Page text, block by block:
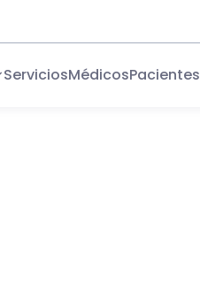
ServiciosMédicosPacientes